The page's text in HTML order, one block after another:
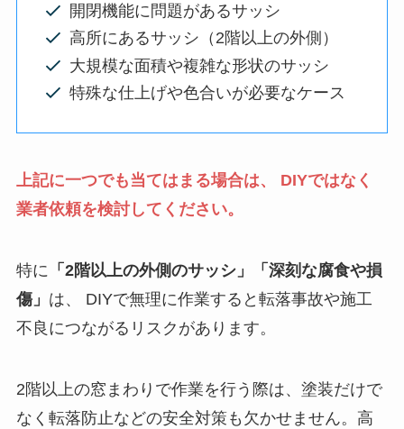
開閉機能に問題があるサッシ
高所にあるサッシ（2階以上の外側）
大規模な面積や複雑な形状のサッシ
特殊な仕上げや色合いが必要なケース
上記に一つでも当てはまる場合は、 DIYではなく
業者依頼を検討してください。
特に 「2階以上の外側のサッシ」「深刻な腐食や損
傷」 は、 DIYで無理に作業すると転落事故や施工
不良につながるリスクがあります。
2階以上の窓まわりで作業を行う際は、塗装だけで
なく転落防止などの安全対策も欠かせません。高